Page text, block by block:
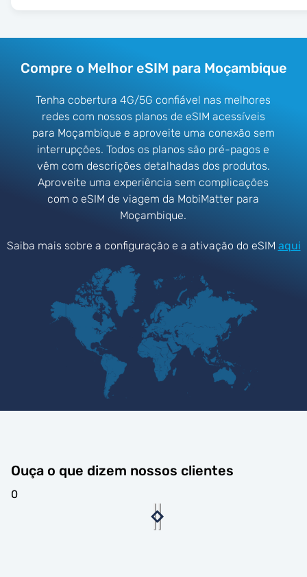
Compre o Melhor eSIM para Moçambique
Tenha cobertura 4G/5G confiável nas melhores
redes com nossos planos de eSIM acessíveis
para Moçambique e aproveite uma conexão sem
interrupções. Todos os planos são pré-pagos e
vêm com descrições detalhadas dos produtos.
Aproveite uma experiência sem complicações
com o eSIM de viagem da MobiMatter para
Moçambique.
Saiba mais sobre a configuração e a ativação do eSIM aqui
Ouça o que dizem nossos clientes
0